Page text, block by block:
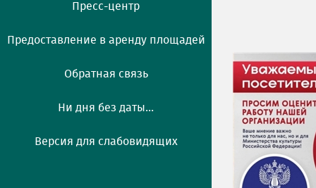
Пресс-центр
Предоставление в аренду площадей
Обратная связь
Ни дня без даты...
Версия для слабовидящих